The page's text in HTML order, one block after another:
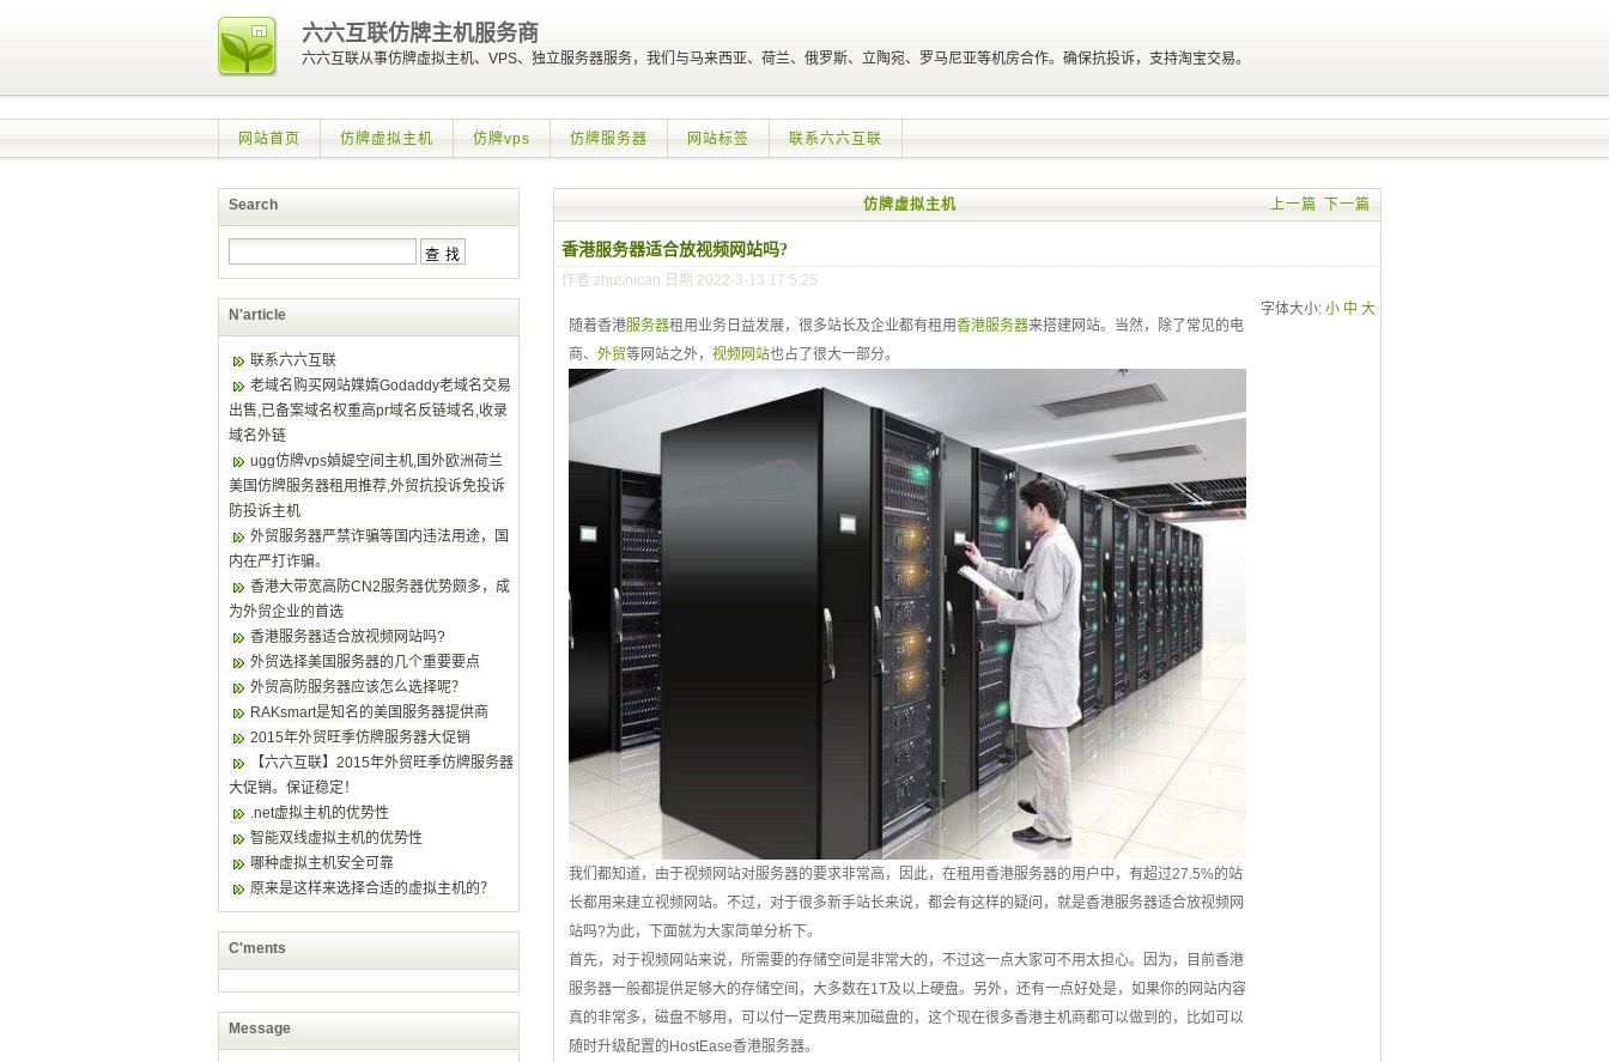
六六互联仿牌主机服务商
六六互联从事仿牌虚拟主机、VPS、独立服务器服务，我们与马来西亚、荷兰、俄罗斯、立陶宛、罗马尼亚等机房合作。确保抗投诉，支持淘宝交易。
网站首页 仿牌虚拟主机 仿牌vps 仿牌服务器 网站标签 联系六六互联
上一篇 下一篇
仿牌虚拟主机
香港服务器适合放视频网站吗?
作者:zhushican 日期:2022-3-13 17:5:25
字体大小: 小 中 大
随着香港服务器租用业务日益发展，很多站长及企业都有租用香港服务器来搭建网站。当然，除了常见的电
商、 外贸等网站之外， 视频网站也占了很大一部分。
我们都知道，由于视频网站对服务器的要求非常高，因此，在租用香港服务器的用户中，有超过27.5%的站
长都用来建立视频网站。不过，对于很多新手站长来说，都会有这样的疑问，就是香港服务器适合放视频网
站吗?为此，下面就为大家简单分析下。
首先，对于视频网站来说，所需要的存储空间是非常大的，不过这一点大家可不用太担心。因为，目前香港
服务器一般都提供足够大的存储空间，大多数在1T及以上硬盘。另外，还有一点好处是，如果你的网站内容
真的非常多，磁盘不够用，可以付一定费用来加磁盘的，这个现在很多香港主机商都可以做到的，比如可以
随时升级配置的HostEase香港服务器。
Search
N'article
联系六六互联
老域名购买网站媟媠Godaddy老域名交易
出售,已备案域名权重高pr域名反链域名,收录
域名外链
ugg仿牌vps媜媞空间主机,国外欧洲荷兰
美国仿牌服务器租用推荐,外贸抗投诉免投诉
防投诉主机
外贸服务器严禁诈骗等国内违法用途，国
内在严打诈骗。
香港大带宽高防CN2服务器优势颇多，成
为外贸企业的首选
香港服务器适合放视频网站吗?
外贸选择美国服务器的几个重要要点
外贸高防服务器应该怎么选择呢？
RAKsmart是知名的美国服务器提供商
2015年外贸旺季仿牌服务器大促销
【六六互联】2015年外贸旺季仿牌服务器
大促销。保证稳定！
.net虚拟主机的优势性
智能双线虚拟主机的优势性
哪种虚拟主机安全可靠
原来是这样来选择合适的虚拟主机的？
C'ments
Message